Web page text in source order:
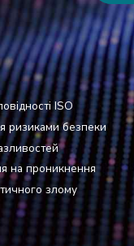
ISO
ризиками безпеки
на проникнення
злому